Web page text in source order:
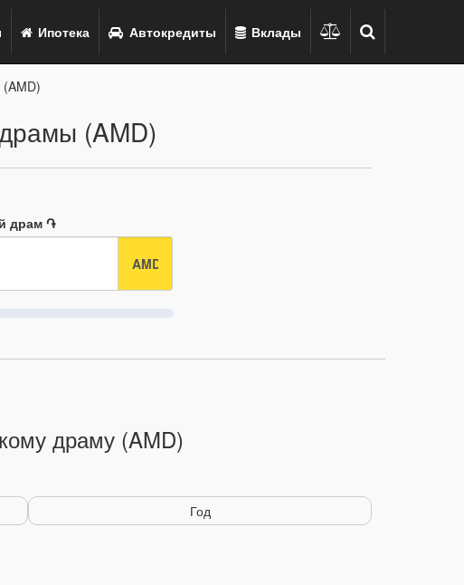
Ипотека Автокредиты Вклады
(AMD)
драм ֏
драму (AMD)
Год